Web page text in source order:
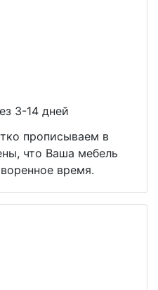
3-14 дней
прописываем в
что Ваша мебель
время.